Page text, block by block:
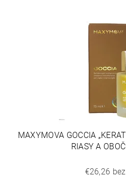
MAXYMOVA GOCCIA
RIASY A
€26,26